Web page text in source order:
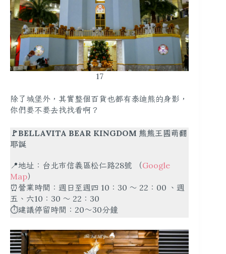
17
除了城堡外，其實整個百貨也都有泰迪熊的身影，
你們要不要去找找看啊？
🚩BELLAVITA BEAR KINGDOM 熊熊王國萌翻
耶誕
📍地址：台北市信義區松仁路28號 （Google
Map）
⏰營業時間：週日至週四 10：30 ～ 22：00 、週
五、六10：30 ～ 22：30
⏱建議停留時間：20～30分鐘